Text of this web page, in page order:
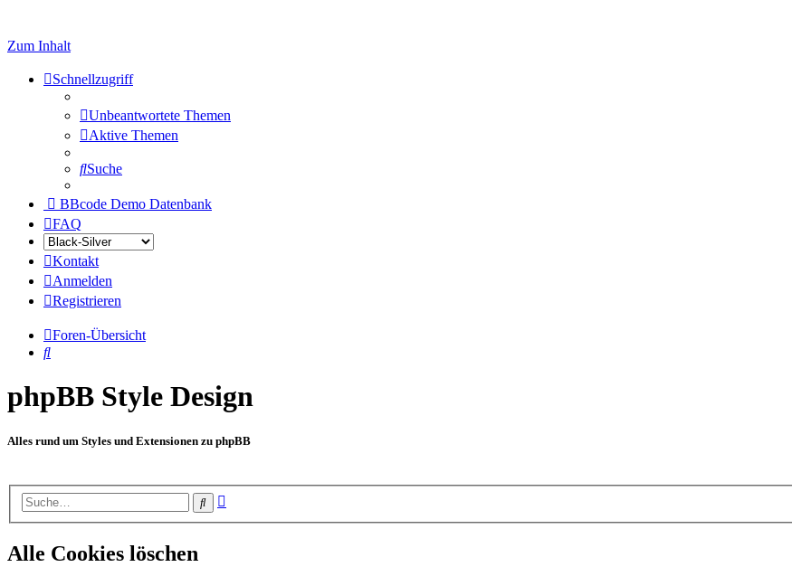
Zum Inhalt
Schnellzugriff
Unbeantwortete Themen
Aktive Themen
Suche
BBcode Demo Datenbank
FAQ
Kontakt
Anmelden
Registrieren
Foren-Übersicht
Suche
phpBB Style Design
Alles rund um Styles und Extensionen zu phpBB
Suche
Alle Cookies löschen